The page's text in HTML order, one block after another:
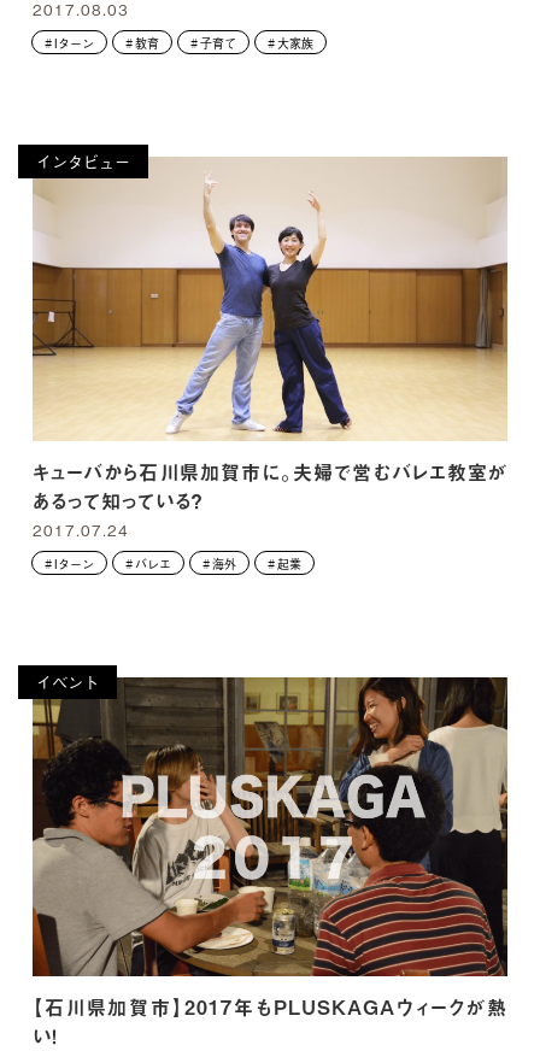
2017.08.03
Iターン 教育 子育て 大家族
キューバから石川県加賀市に。夫婦で営むバレエ教室が
あるって知っている？
2017.07.24
Iターン バレエ 海外 起業
インタビュー
【石川県加賀市】2017年もPLUSKAGAウィークが熱
い！
イベント